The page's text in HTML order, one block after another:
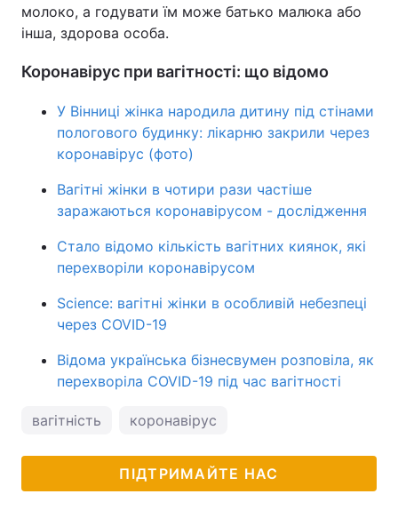
молоко, а годувати їм може батько малюка або
інша, здорова особа.
Коронавірус при вагітності: що відомо
У Вінниці жінка народила дитину під стінами
пологового будинку: лікарню закрили через
коронавірус (фото)
Вагітні жінки в чотири рази частіше
заражаються коронавірусом - дослідження
Стало відомо кількість вагітних киянок, які
перехворіли коронавірусом
Science: вагітні жінки в особливій небезпеці
через COVID-19
Відома українська бізнесвумен розповіла, як
перехворіла COVID-19 під час вагітності
вагітність коронавірус
ПІДТРИМАЙТЕ НАС